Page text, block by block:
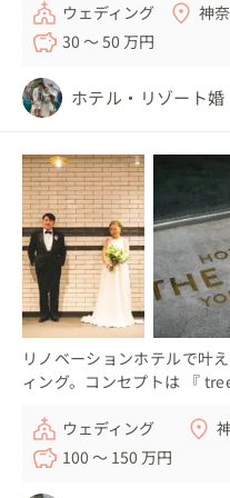
ウェディング
神
30 〜 50 万円
ホテル・リゾート婚
リノベーションホテルで叶
ィング。コンセプトは 『
ウェディング
100 〜 150 万円